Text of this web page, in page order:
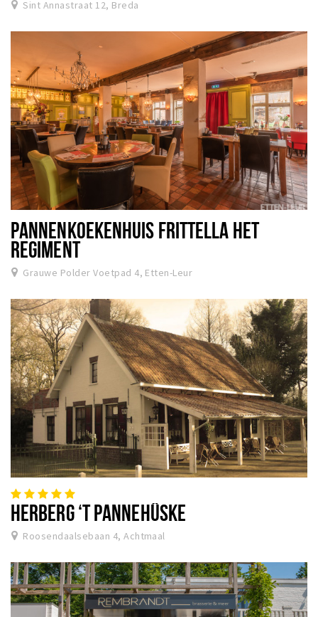
Sint Annastraat 12, Breda
PANNENKOEKENHUIS FRITTELLA HET
REGIMENT
Grauwe Polder Voetpad 4, Etten-Leur
HERBERG ‘T PANNEHÛSKE
Roosendaalsebaan 4, Achtmaal